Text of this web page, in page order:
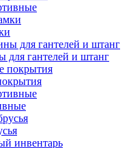
для гантелей и штанг